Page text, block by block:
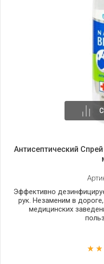
Антисептический
Эффективно
рук. Незаменим в
медицинских